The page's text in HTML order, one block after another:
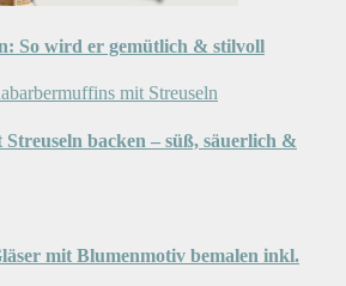
So wird er gemütlich & stilvoll
backen – süß, säuerlich &
mit Blumenmotiv bemalen inkl.